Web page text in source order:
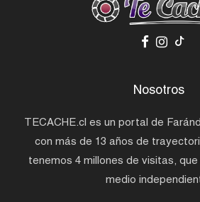
Nosotros
TECACHE.cl es un portal de
con más de 13 años de
tenemos 4 millones de visitas, que
medio